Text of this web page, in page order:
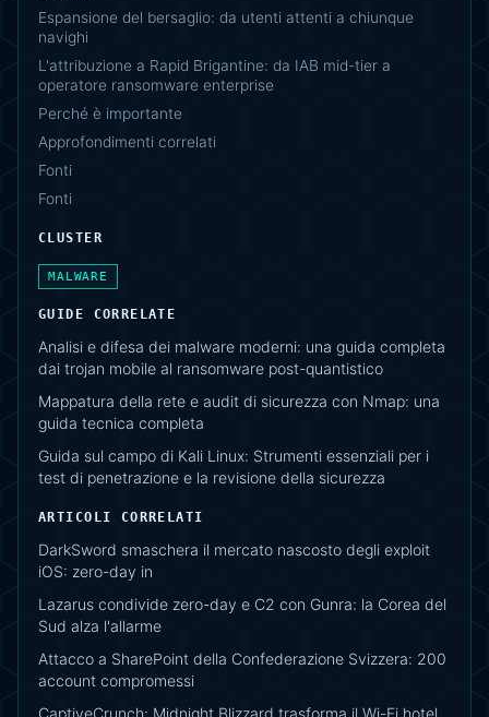
Espansione del bersaglio: da utenti attenti a chiunque
navighi
L'attribuzione a Rapid Brigantine: da IAB mid-tier a
operatore ransomware enterprise
Perché è importante
Approfondimenti correlati
Fonti
Fonti
CLUSTER
MALWARE
GUIDE CORRELATE
Analisi e difesa dei malware moderni: una guida completa
dai trojan mobile al ransomware post-quantistico
Mappatura della rete e audit di sicurezza con Nmap: una
guida tecnica completa
Guida sul campo di Kali Linux: Strumenti essenziali per i
test di penetrazione e la revisione della sicurezza
ARTICOLI CORRELATI
DarkSword smaschera il mercato nascosto degli exploit
iOS: zero-day in
Lazarus condivide zero-day e C2 con Gunra: la Corea del
Sud alza l'allarme
Attacco a SharePoint della Confederazione Svizzera: 200
account compromessi
CaptiveCrunch: Midnight Blizzard trasforma il Wi-Fi hotel